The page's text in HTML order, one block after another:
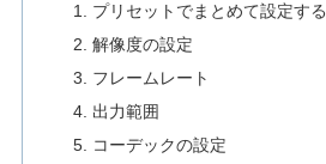
プリセットでまとめて設定する
解像度の設定
フレームレート
出力範囲
コーデックの設定